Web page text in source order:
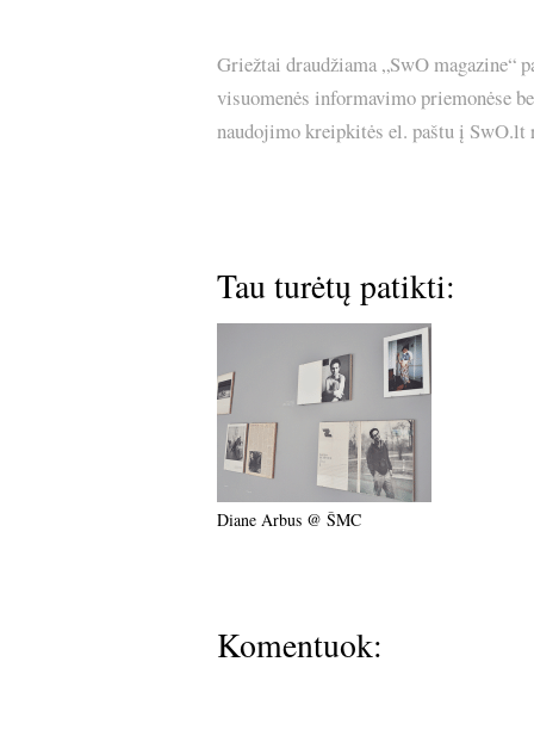
Griežtai draudžiama „SwO magazine“
visuomenės informavimo priemonėse
naudojimo kreipkitės el. paštu į
Tau turėtų patikti:
Diane Arbus @ ŠMC
Komentuok: